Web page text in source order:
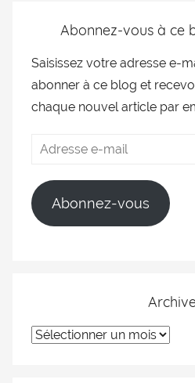
Abonnez-vous à ce
Saisissez votre adresse e-
abonner à ce blog et
chaque nouvel article par
Abonnez-vous